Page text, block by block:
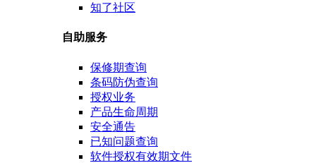
知了社区
自助服务
保修期查询
条码防伪查询
授权业务
产品生命周期
安全通告
已知问题查询
软件授权有效期文件